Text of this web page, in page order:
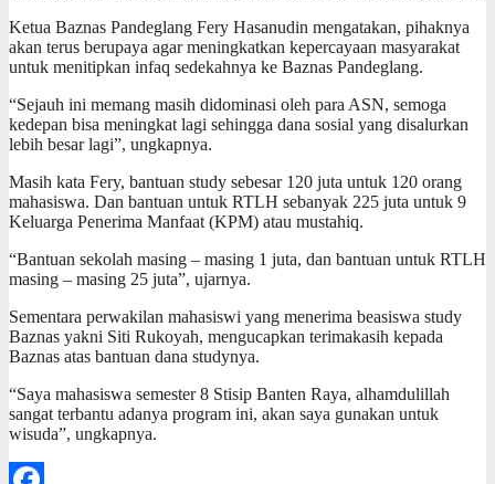
Ketua Baznas Pandeglang Fery Hasanudin mengatakan, pihaknya
akan terus berupaya agar meningkatkan kepercayaan masyarakat
untuk menitipkan infaq sedekahnya ke Baznas Pandeglang.
“Sejauh ini memang masih didominasi oleh para ASN, semoga
kedepan bisa meningkat lagi sehingga dana sosial yang disalurkan
lebih besar lagi”, ungkapnya.
Masih kata Fery, bantuan study sebesar 120 juta untuk 120 orang
mahasiswa. Dan bantuan untuk RTLH sebanyak 225 juta untuk 9
Keluarga Penerima Manfaat (KPM) atau mustahiq.
“Bantuan sekolah masing – masing 1 juta, dan bantuan untuk RTLH
masing – masing 25 juta”, ujarnya.
Sementara perwakilan mahasiswi yang menerima beasiswa study
Baznas yakni Siti Rukoyah, mengucapkan terimakasih kepada
Baznas atas bantuan dana studynya.
“Saya mahasiswa semester 8 Stisip Banten Raya, alhamdulillah
sangat terbantu adanya program ini, akan saya gunakan untuk
wisuda”, ungkapnya.